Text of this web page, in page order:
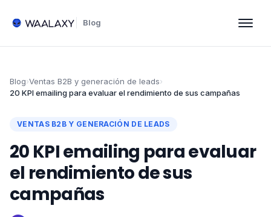
Blog
Blog›Ventas B2B y generación de leads›
20 KPI emailing para evaluar el rendimiento de sus campañas
VENTAS B2B Y GENERACIÓN DE LEADS
20 KPI emailing para evaluar
el rendimiento de sus
campañas